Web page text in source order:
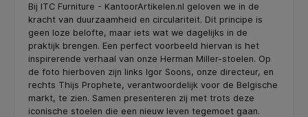
Bij ITC Furniture - KantoorArtikelen.nl geloven we in de
kracht van duurzaamheid en circulariteit. Dit principe is
geen loze belofte, maar iets wat we dagelijks in de
praktijk brengen. Een perfect voorbeeld hiervan is het
inspirerende verhaal van onze Herman Miller-stoelen. Op
de foto hierboven zijn links Igor Soons, onze directeur, en
rechts Thijs Prophete, verantwoordelijk voor de Belgische
markt, te zien. Samen presenteren zij met trots deze
iconische stoelen die een nieuw leven tegemoet gaan.